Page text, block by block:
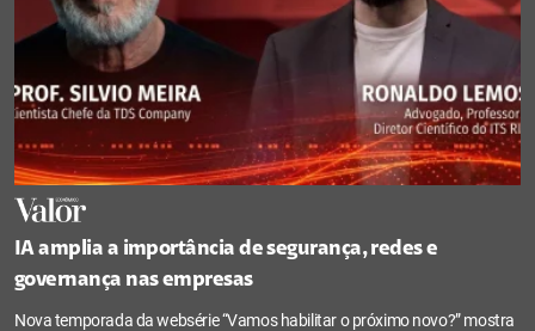
IA amplia a importância de segurança, redes e
governança nas empresas
Nova temporada da websérie “Vamos habilitar o próximo novo?” mostra